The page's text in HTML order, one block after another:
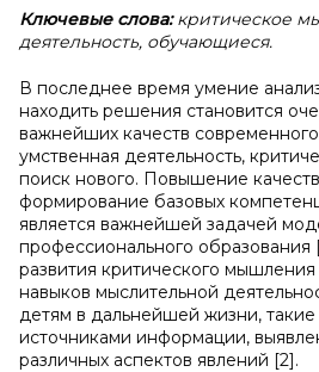
Ключевые слова:критическое
деятельность, обучающиеся.
В последнее время умение
находить решения становится
важнейших качеств
умственная деятельность,
поиск нового. Повышение
формирование базовых
является важнейшей задачей
профессионального образования
развития критического мышления
навыков мыслительной
детям в дальнейшей жизни, такие
источниками информации,
различных аспектов явлений [2].